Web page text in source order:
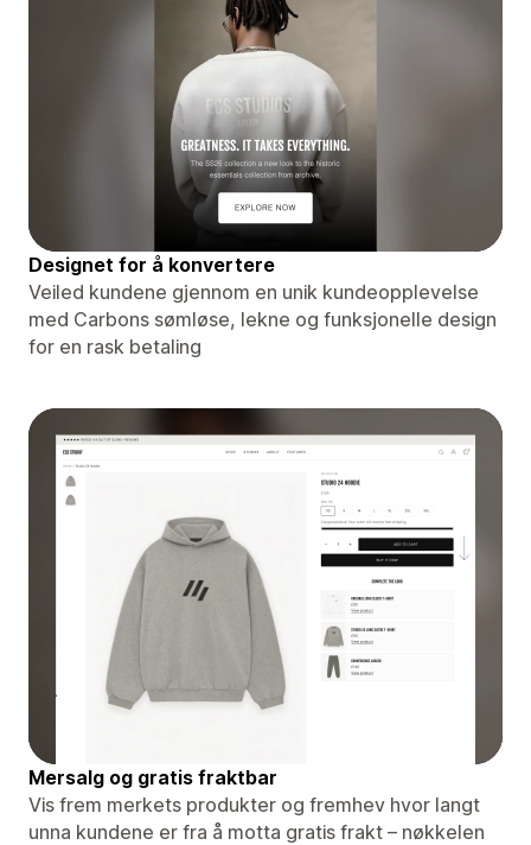
Designet for å konvertere
Veiled kundene gjennom en unik kundeopplevelse
med Carbons sømløse, lekne og funksjonelle design
for en rask betaling
Mersalg og gratis fraktbar
Vis frem merkets produkter og fremhev hvor langt
unna kundene er fra å motta gratis frakt – nøkkelen